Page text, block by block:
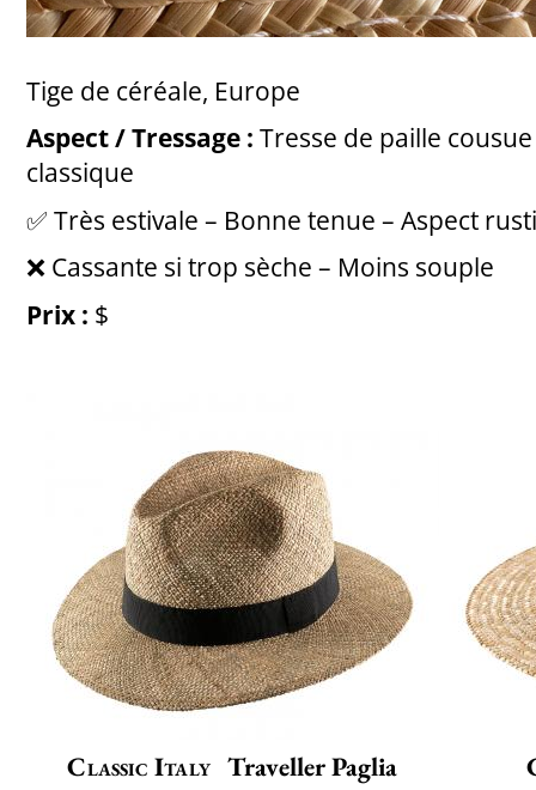
Tige de céréale, Europe
Aspect / Tressage : Tresse de paille
classique
✅ Très estivale – Bonne tenue – Aspect
❌ Cassante si trop sèche – Moins souple
Prix : $
Classic Italy Traveller Paglia